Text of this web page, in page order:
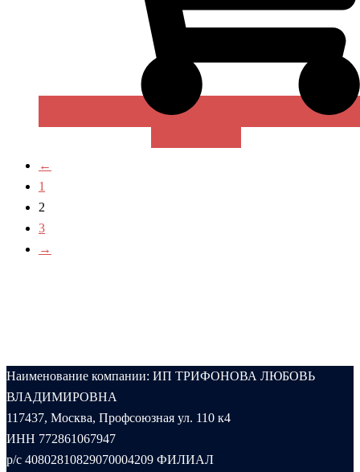
←
1
2
3
→
Наименование компании: ИП ТРИФОНОВА ЛЮБОВЬ
ВЛАДИМИРОВНА
117437, Москва, Профсоюзная ул. 110 к4
ИНН 772861067947
р/с 40802810829070004209 ФИЛИАЛ